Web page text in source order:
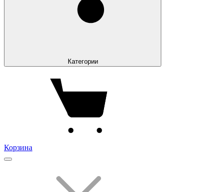
Категории
Корзина